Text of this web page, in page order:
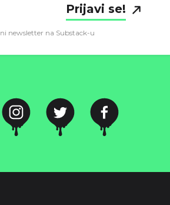
Prijavi se!
newsletter na Substack-u